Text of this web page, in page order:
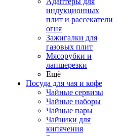
индукционных
плит и рассекатели
огня
Зажигалки для
газовых плит
Мясорубки и
лапшерезки
Ещё
Посуда для чая и кофе
Чайные сервизы
Чайные наборы
Чайные пары
Чайники для
кипячения